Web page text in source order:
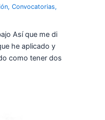
,Convocatorias,
Así que me di
he aplicado y
como tener dos